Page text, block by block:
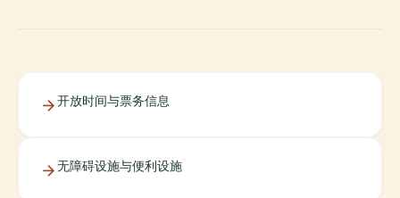
开放时间与票务信息
无障碍设施与便利设施